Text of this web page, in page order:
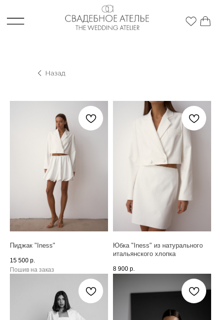
Пиджак "Iness"
15 500 р.
Пошив на заказ
Юбка "Iness" из натурального
итальянского хлопка
8 900 р.